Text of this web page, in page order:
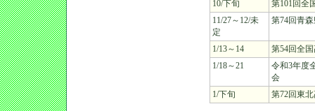
10/下旬
第101回全
11/27～12/未
定
第74回青
1/13～14
第54回全
1/18～21
令和3年度
会
1/下旬
第72回東